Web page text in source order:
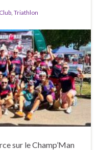
Club Triathlon
sur le Champ’Man